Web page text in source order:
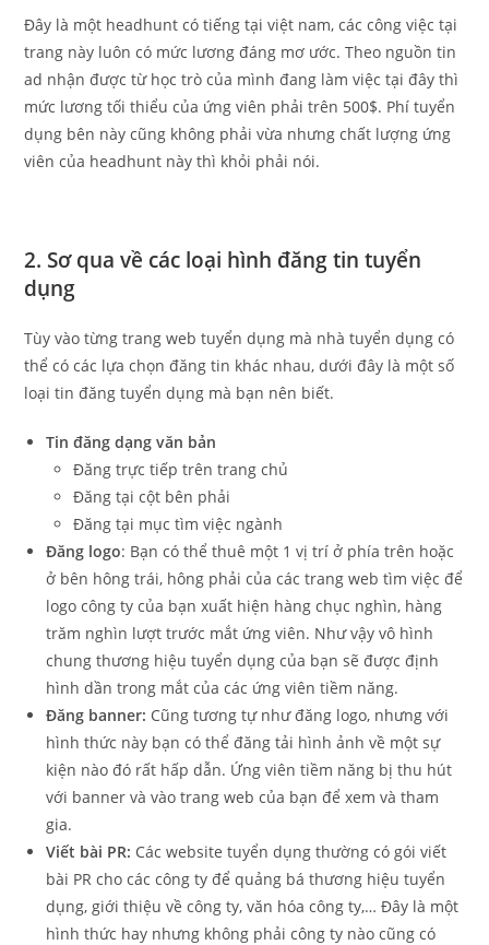
Đây là một headhunt có tiếng tại việt nam, các công việc tại
trang này luôn có mức lương đáng mơ ước. Theo nguồn tin
ad nhận được từ học trò của mình đang làm việc tại đây thì
mức lương tối thiểu của ứng viên phải trên 500$. Phí tuyển
dụng bên này cũng không phải vừa nhưng chất lượng ứng
viên của headhunt này thì khỏi phải nói.
2. Sơ qua về các loại hình đăng tin tuyển
dụng
Tùy vào từng trang web tuyển dụng mà nhà tuyển dụng có
thể có các lựa chọn đăng tin khác nhau, dưới đây là một số
loại tin đăng tuyển dụng mà bạn nên biết.
Tin đăng dạng văn bản
Đăng trực tiếp trên trang chủ
Đăng tại cột bên phải
Đăng tại mục tìm việc ngành
Đăng logo: Bạn có thể thuê một 1 vị trí ở phía trên hoặc
ở bên hông trái, hông phải của các trang web tìm việc để
logo công ty của bạn xuất hiện hàng chục nghìn, hàng
trăm nghìn lượt trước mắt ứng viên. Như vậy vô hình
chung thương hiệu tuyển dụng của bạn sẽ được định
hình dần trong mắt của các ứng viên tiềm năng.
Đăng banner: Cũng tương tự như đăng logo, nhưng với
hình thức này bạn có thể đăng tải hình ảnh về một sự
kiện nào đó rất hấp dẫn. Ứng viên tiềm năng bị thu hút
với banner và vào trang web của bạn để xem và tham
gia.
Viết bài PR: Các website tuyển dụng thường có gói viết
bài PR cho các công ty để quảng bá thương hiệu tuyển
dụng, giới thiệu về công ty, văn hóa công ty,… Đây là một
hình thức hay nhưng không phải công ty nào cũng có